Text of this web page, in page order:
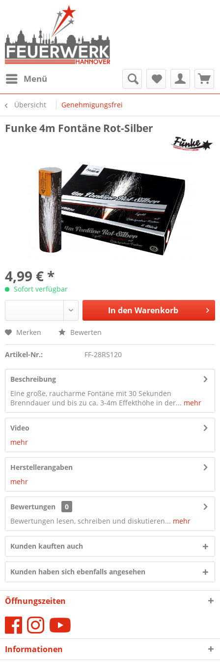
Menü
Übersicht Genehmigungsfrei
Funke 4m Fontäne Rot-Silber
4,99 € *
Sofort verfügbar
In den Warenkorb
Merken Bewerten
Artikel-Nr.: FF-28RS120
Beschreibung
Eine große, raucharme Fontäne mit 30 Sekunden
Brenndauer und bis zu ca. 3-4m Effekthöhe in der... mehr
Video
mehr
Herstellerangaben
mehr
Bewertungen
0
Bewertungen lesen, schreiben und diskutieren... mehr
Kunden kauften auch
Kunden haben sich ebenfalls angesehen
Öffnungszeiten
Informationen